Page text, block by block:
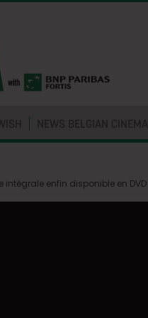
NEWS BELGIAN CINEMA
intégrale enfin disponible en DVD